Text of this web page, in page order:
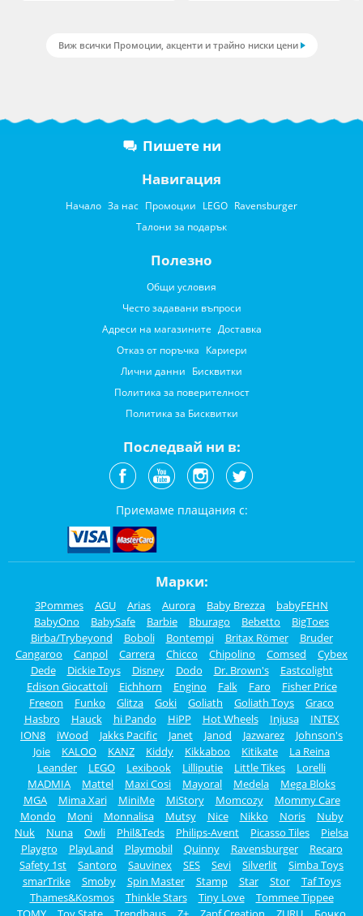
Виж всички Промоции, акценти и трайно ниски цени
Пишете ни
Навигация
Начало За нас Промоции LEGO Ravensburger
Талони за подарък
Полезно
Общи условия
Често задавани въпроси
Адреси на магазините Доставка
Отказ от поръчка Кариери
Лични данни Бисквитки
Политика за поверителност
Политика за Бисквитки
Последвай ни в:
Приемаме плащания с:
Марки:
3Pommes AGU Arias Aurora Baby Brezza
babyFEHN
BabyOno
BabySafe Barbie Bburago Bebetto
BigToes
Birba/Trybeyond
Boboli Bontempi Britax Römer
Bruder
Cangaroo
Canpol Carrera Chicco Chipolino Comsed
Cybex
Dede
Dickie Toys Disney Dodo Dr. Brown's
Eastcolight
Edison Giocattoli
Eichhorn Engino Falk Faro
Fisher Price
Freeon
Funko Glitza Goki Goliath Goliath Toys
Graco
Hasbro
Hauck hi Pando HiPP Hot Wheels Injusa
INTEX
ION8
iWood Jakks Pacific Janet Janod Jazwarez
Johnson's
Joie
KALOO KANZ Kiddy Kikkaboo Kitikate
La Reina
Leander
LEGO Lexibook Lilliputie Little Tikes
Lorelli
MADMIA
Mattel Maxi Cosi Mayoral Medela
Mega Bloks
MGA
Mima Xari MiniMe MiStory Momcozy
Mommy Care
Mondo
Moni Monnalisa Mutsy Nice Nikko Noris
Nuby
Nuk
Nuna Owli Phil&Teds Philips-Avent Picasso Tiles
Pielsa
Playgro
PlayLand Playmobil Quinny Ravensburger
Recaro
Safety 1st
Santoro Sauvinex SES Sevi Silverlit
Simba Toys
smarTrike
Smoby Spin Master Stamp Star Stor
Taf Toys
Thames&Kosmos
Thinkle Stars Tiny Love
Tommee Tippee